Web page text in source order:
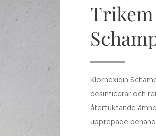
Klorhexidin
desinficerar och
återfuktande
upprepade